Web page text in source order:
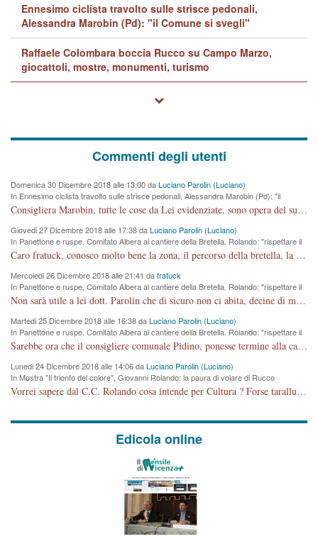
Ennesimo ciclista travolto sulle strisce pedonali,
Alessandra Marobin (Pd): "il Comune si svegli"
Raffaele Colombara boccia Rucco su Campo Marzo,
giocattoli, mostre, monumenti, turismo
Commenti degli utenti
Domenica 30 Dicembre 2018 alle 13:00 daLuciano Parolin (Luciano)
In Ennesimo ciclista travolto sulle strisce pedonali, Alessandra Marobin (Pd): "il
Comune si svegli"
Consigliera Marobin, tutte le cose da Lei evidenziate, sono opera del suo ex Assessore e compagno di Partito Antonio Marco Dalla Pozza Assessore alla "progettazione" di piste ciclabili e altre porcherie. A lui manderei il conto da saldare per incidenti e danni alle persone. E' ora che "finiamola." Avete perso rassegnatevi. qui IL SINDACO RUCCO NON C'ENTRA PER NIENTE. CAPITO!!!!!!!! Amen.
Giovedi 27 Dicembre 2018 alle 17:38 daLuciano Parolin (Luciano)
In Panettone e ruspe, Comitato Albera al cantiere della Bretella. Rolando: "rispettare il
cronoprogramma"
Caro fratuck, conosco molto bene la zona, il percorso della bretella, la situazione dei cittadini, abito in Viale Trento. A partire dal 2003 ho partecipato al Comitato di Maddalene pro bretella, e a riunioni propositive per apportare modifiche al progetto. Numerose mie foto del territorio sono arrivate a Roma, altri miei interventi (non graditi dalla Sx) sono stati pubblicati dal GdV, assieme ad altri come Ciro Asproso, ora favorevole alla bretella. Ho partecipato alla raccolta firme per la chiusura della strada x 5 giorni eseguita dal Sindaco Hullwech per sforamento 180 Micro/g. Pertanto come impegno per la tematica sono apposto con la coscienza. Ora il Progetto è partito, fine! Voglio dire che la nuova Giunta "comunale" non c'entra più. L'opera sarà "malauguratamente" eseguita, ma non con il mio placet. Il Consigliere Comunale dovrebbe capire che la campagna elettorale è finita, con buona pace di tutti. Quello che invece dovrebbe interessare è la proprietà della strada, dall'uscita autostradale Ovest, sino alla Rotatoria dell'Albara, vi sono tre possessori: Autostrade SpA; La Provincia, il Comune. Come la mettiamo per il futuro ? I costi, da 50 sono saliti a 100 milioni di € come dire 20 milioni a KM (!) da non credere. Comunque si farà. Ma nessuno canti Vittoria, anzi meglio non farne un ulteriore fatto "partitico" per questioni elettorali o di seggio. Se mi manda la sua mail, sono disponibile ad inviare i documenti e le foto sopra descritte. Con ossequi, Luciano Parolin
Mercoledi 26 Dicembre 2018 alle 21:41 dafratuck
In Panettone e ruspe, Comitato Albera al cantiere della Bretella. Rolando: "rispettare il
cronoprogramma"
Non sarà utile a lei dott. Parolin che di sicuro non ci abita, decine di migliaia di TIR, automobili e padroncini che passano quotidianamente per una strada appena rotabile, non è più possibile stendere i panni, attraversare la strada senza rischiare la morte, le case stanno crepando, i tempi sono cambiati e la bretella non passerà assolutamente per maddalene (ma cosa sta a dire?!), dia invece responsabilità a chi ha costruito tagliando la strada che doveva invece terminare a isola vicentina e non al moracchino lasciando Motta di Costabissara ancora in panne di traffico. I tempi sono cambiati dottore e se l'anagrafe della vita stagna nell'essere umano impressioni conservatrici, la società non le considera perchè va avanti, si industrializza e ha bisogno di infrastrutture e di sviluppo. Ultima considerazione, se è geloso di Rolando perchè vede in lui solo campagne politiche mentre si difendono i SOLI diritti dei cittadini, la preghiamo faccia considerazioni più appropriate. Saluti e complimenti per i suoi scritti.
Martedi 25 Dicembre 2018 alle 16:38 daLuciano Parolin (Luciano)
In Panettone e ruspe, Comitato Albera al cantiere della Bretella. Rolando: "rispettare il
cronoprogramma"
Sarebbe ora che il consigliere comunale Pidino, ponesse termine alla campagna elettorale nel territorio del suo seggio Villaggio del Sole. La tiraca è iniziata, distruggerà 6 km di prateria ovest della città, ricca di fonti e sorgenti d'acqua. I cittadini di Maddalene non avranno più Pace la notte. Molta colpa per la costruzione di questa Strada è proprio del signor Rolando,dei suoi gazebo mobili e che vuol far passare questa opera VANDALICA come progetto "utile" a chi ? Non è cosa seria sig. Rolando!
Lunedi 24 Dicembre 2018 alle 14:06 daLuciano Parolin (Luciano)
In Mostra "Il trionfo del colore", Giovanni Rolando: la paura di volare di Rucco
Vorrei sapere dal C.C. Rolando cosa intende per Cultura ? Forse tarallucci, vino e sagre, o spaghetti tricolori del PD ? Il continuo (s)parlare della mostra a Palazzo Chiericati caro consigliere DANNEGGIA FORTEMENTE l'immagine della città TUTTA e fa deviare i consensi che in RUSSIA (badi bene ex U.R.S.S.) sono ECCELLENTI. A livello artistico l'evento è di alta Valenza culturale, COMPITO di Tutta la Cittadinanza fare il possibile per propagandare l'iniziativa senza farne UN CASO PARTITICO come fa Lei da sempre. Meno Gazebo + Partecipazione! E così sia. Amen.
Edicola online